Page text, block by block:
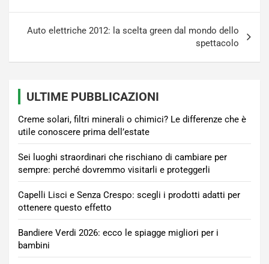
Auto elettriche 2012: la scelta green dal mondo dello
spettacolo
ULTIME PUBBLICAZIONI
Creme solari, filtri minerali o chimici? Le differenze che è
utile conoscere prima dell’estate
Sei luoghi straordinari che rischiano di cambiare per
sempre: perché dovremmo visitarli e proteggerli
Capelli Lisci e Senza Crespo: scegli i prodotti adatti per
ottenere questo effetto
Bandiere Verdi 2026: ecco le spiagge migliori per i
bambini